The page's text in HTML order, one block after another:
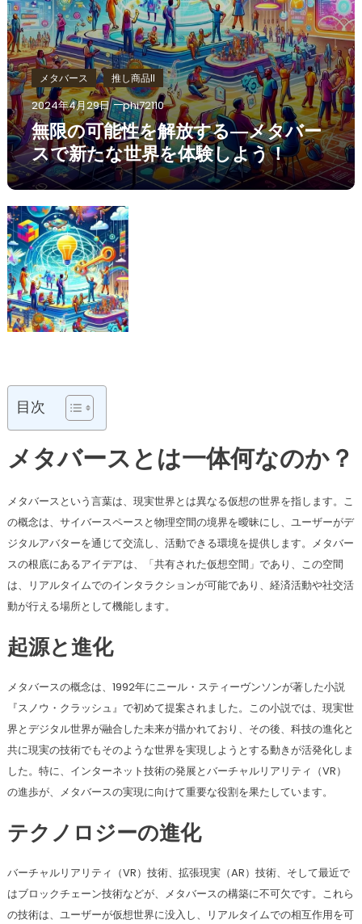
メタバース 推し商品II
2024年4月29日 phi72110
無限の可能性を解放する―メタバー
スで新たな世界を体験しよう！
目次
メタバースとは一体何なのか？
メタバースという言葉は、現実世界とは異なる仮想の世界を指します。こ
の概念は、サイバースペースと物理空間の境界を曖昧にし、ユーザーがデ
ジタルアバターを通じて交流し、活動できる環境を提供します。メタバー
スの根底にあるアイデアは、「共有された仮想空間」であり、この空間
は、リアルタイムでのインタラクションが可能であり、経済活動や社交活
動が行える場所として機能します。
起源と進化
メタバースの概念は、1992年にニール・スティーヴンソンが著した小説
『スノウ・クラッシュ』で初めて提案されました。この小説では、現実世
界とデジタル世界が融合した未来が描かれており、その後、科技の進化と
共に現実の技術でもそのような世界を実現しようとする動きが活発化しま
した。特に、インターネット技術の発展とバーチャルリアリティ（VR）
の進歩が、メタバースの実現に向けて重要な役割を果たしています。
テクノロジーの進化
バーチャルリアリティ（VR）技術、拡張現実（AR）技術、そして最近で
はブロックチェーン技術などが、メタバースの構築に不可欠です。これら
の技術は、ユーザーが仮想世界に没入し、リアルタイムでの相互作用を可